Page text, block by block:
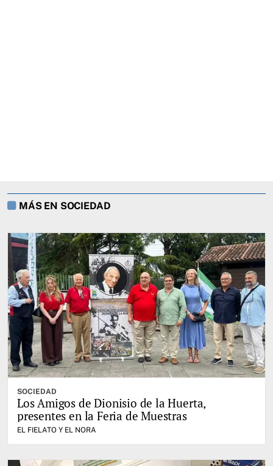
MÁS EN SOCIEDAD
SOCIEDAD
Los Amigos de Dionisio de la Huerta,
presentes en la Feria de Muestras
EL FIELATO Y EL NORA